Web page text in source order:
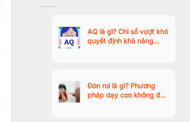
AQ là gì? Chỉ số vượt khó
quyết định khả năng
Đòn roi là gì? Phương
pháp dạy con không đòn